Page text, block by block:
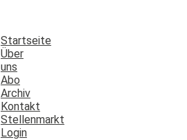
Startseite
Über
uns
Abo
Archiv
Kontakt
Stellenmarkt
Login